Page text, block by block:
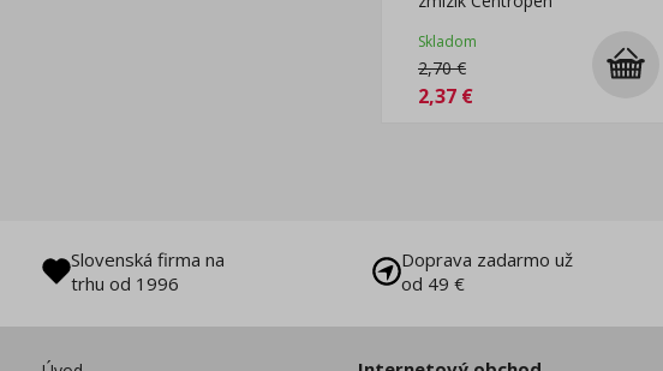
Skladom
2,70€
2,37 €
Slovenská firma na
trhu od 1996
Doprava zadarmo už
od 49 €